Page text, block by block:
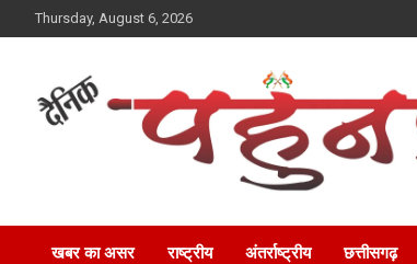
to
Thursday, August 6, 2026
Dainik Pahuna
खबर का असर राष्ट्रीय अंतर्राष्ट्रीय छत्तीसगढ़